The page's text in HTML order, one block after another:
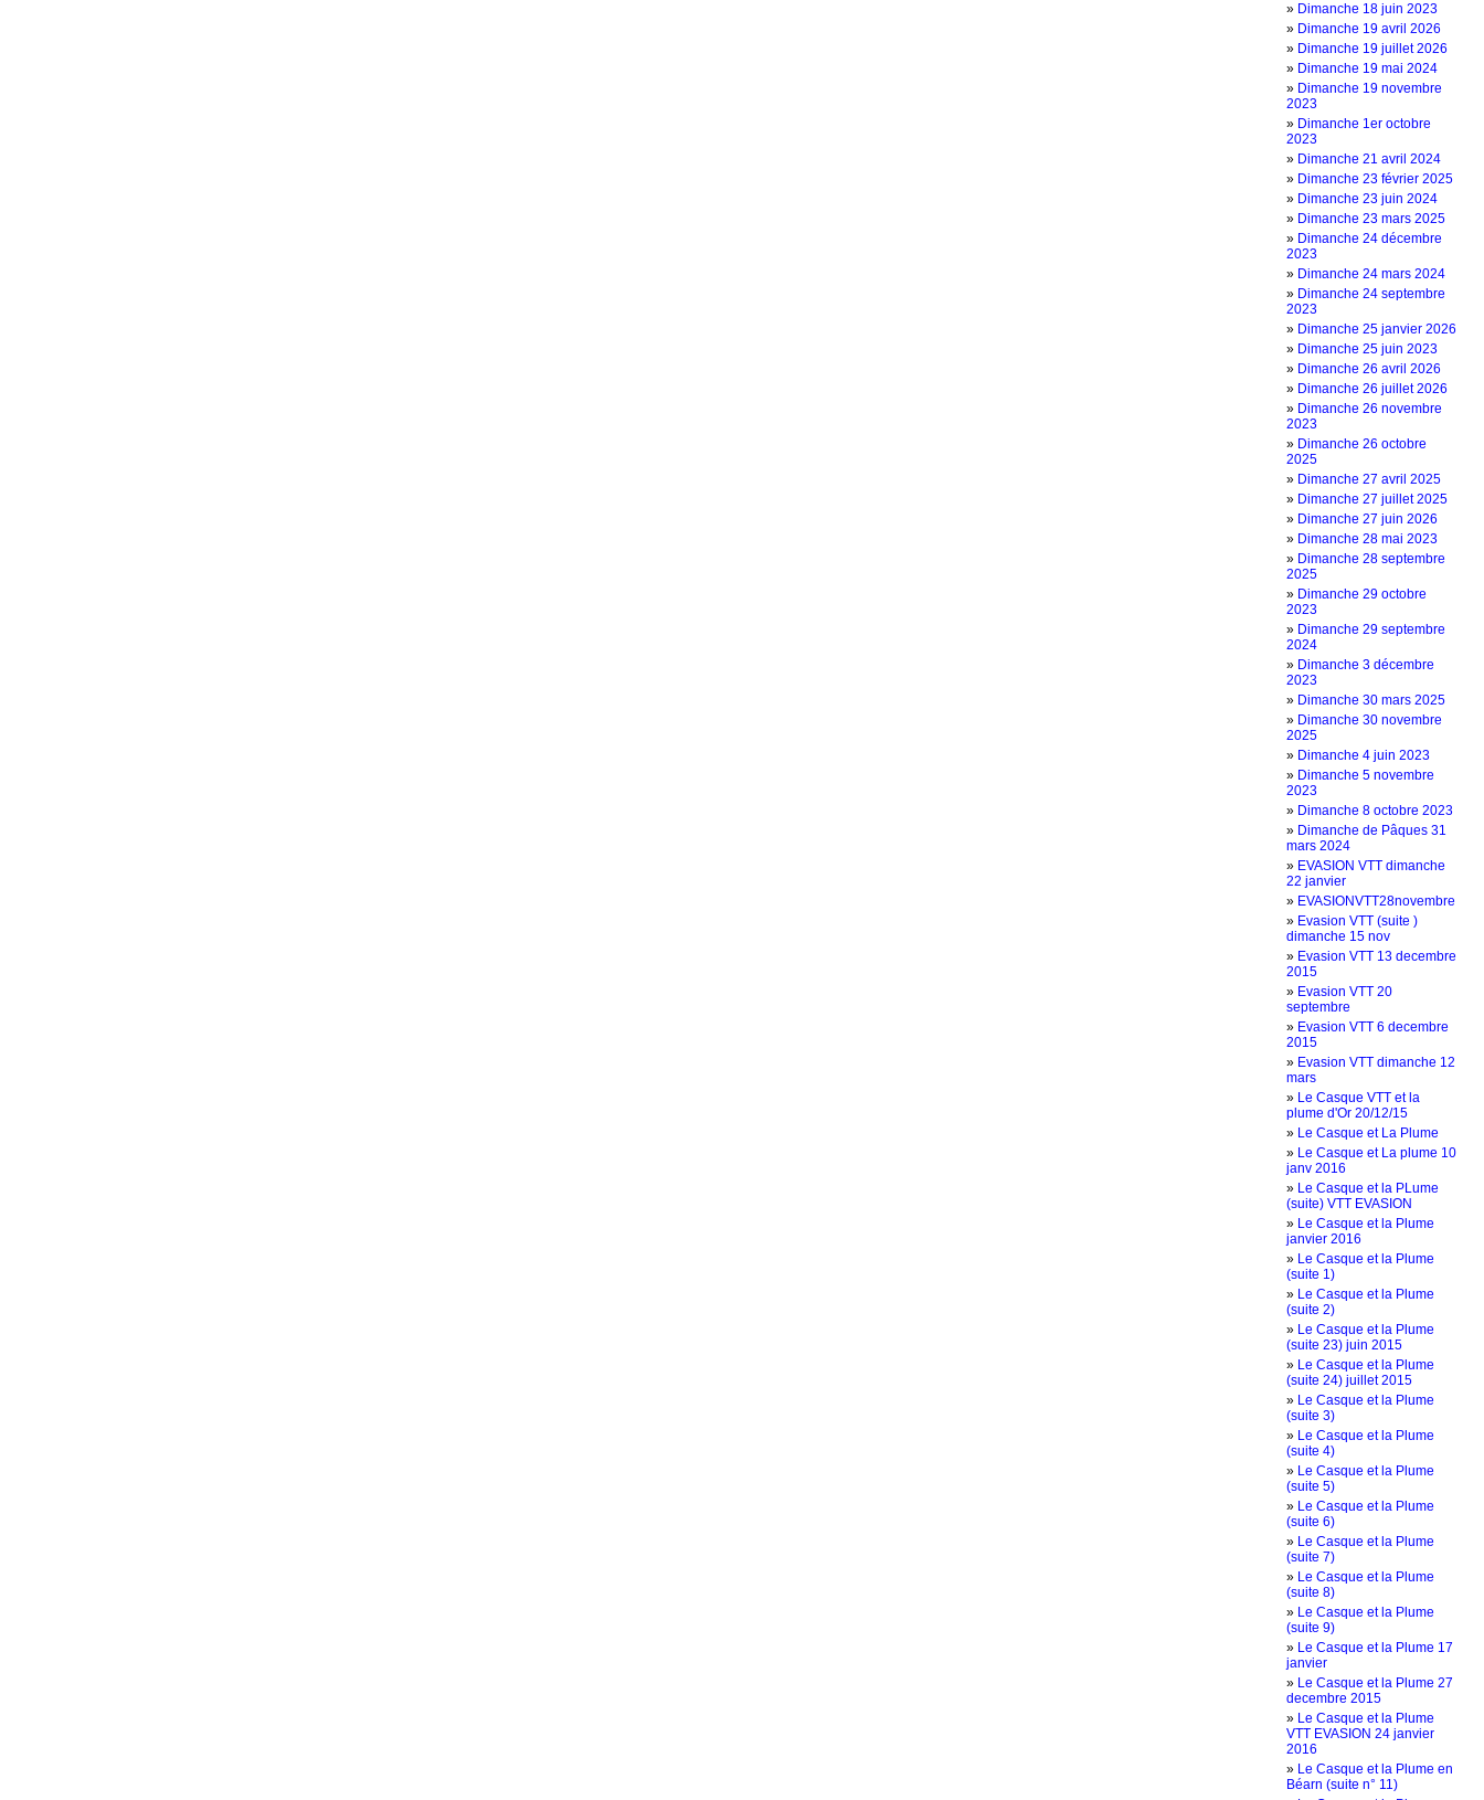
» Dimanche 18 juin 2023
» Dimanche 19 avril 2026
» Dimanche 19 juillet 2026
» Dimanche 19 mai 2024
» Dimanche 19 novembre
2023
» Dimanche 1er octobre
2023
» Dimanche 21 avril 2024
» Dimanche 23 février 2025
» Dimanche 23 juin 2024
» Dimanche 23 mars 2025
» Dimanche 24 décembre
2023
» Dimanche 24 mars 2024
» Dimanche 24 septembre
2023
» Dimanche 25 janvier 2026
» Dimanche 25 juin 2023
» Dimanche 26 avril 2026
» Dimanche 26 juillet 2026
» Dimanche 26 novembre
2023
» Dimanche 26 octobre
2025
» Dimanche 27 avril 2025
» Dimanche 27 juillet 2025
» Dimanche 27 juin 2026
» Dimanche 28 mai 2023
» Dimanche 28 septembre
2025
» Dimanche 29 octobre
2023
» Dimanche 29 septembre
2024
» Dimanche 3 décembre
2023
» Dimanche 30 mars 2025
» Dimanche 30 novembre
2025
» Dimanche 4 juin 2023
» Dimanche 5 novembre
2023
» Dimanche 8 octobre 2023
» Dimanche de Pâques 31
mars 2024
» EVASION VTT dimanche
22 janvier
» EVASIONVTT28novembre
» Evasion VTT (suite )
dimanche 15 nov
» Evasion VTT 13 decembre
2015
» Evasion VTT 20
septembre
» Evasion VTT 6 decembre
2015
» Evasion VTT dimanche 12
mars
» Le Casque VTT et la
plume d'Or 20/12/15
» Le Casque et La Plume
» Le Casque et La plume 10
janv 2016
» Le Casque et la PLume
(suite) VTT EVASION
» Le Casque et la Plume
janvier 2016
» Le Casque et la Plume
(suite 1)
» Le Casque et la Plume
(suite 2)
» Le Casque et la Plume
(suite 23) juin 2015
» Le Casque et la Plume
(suite 24) juillet 2015
» Le Casque et la Plume
(suite 3)
» Le Casque et la Plume
(suite 4)
» Le Casque et la Plume
(suite 5)
» Le Casque et la Plume
(suite 6)
» Le Casque et la Plume
(suite 7)
» Le Casque et la Plume
(suite 8)
» Le Casque et la Plume
(suite 9)
» Le Casque et la Plume 17
janvier
» Le Casque et la Plume 27
decembre 2015
» Le Casque et la Plume
VTT EVASION 24 janvier
2016
» Le Casque et la Plume en
Béarn (suite n° 11)